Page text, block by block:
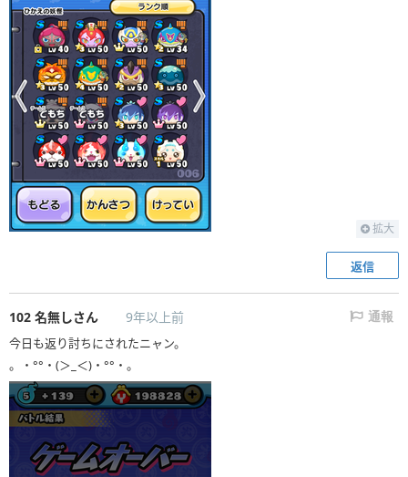
拡大
返信
102 名無しさん 9年以上前 通報
今日も返り討ちにされたニャン。
。・°°・(＞_＜)・°°・。